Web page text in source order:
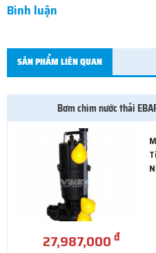
Bình luận
SẢN PHẨM LIÊN QUAN
Bơm chìm nước thải
27,987,000đ